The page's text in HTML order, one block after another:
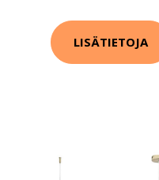
LISÄTIETOJA